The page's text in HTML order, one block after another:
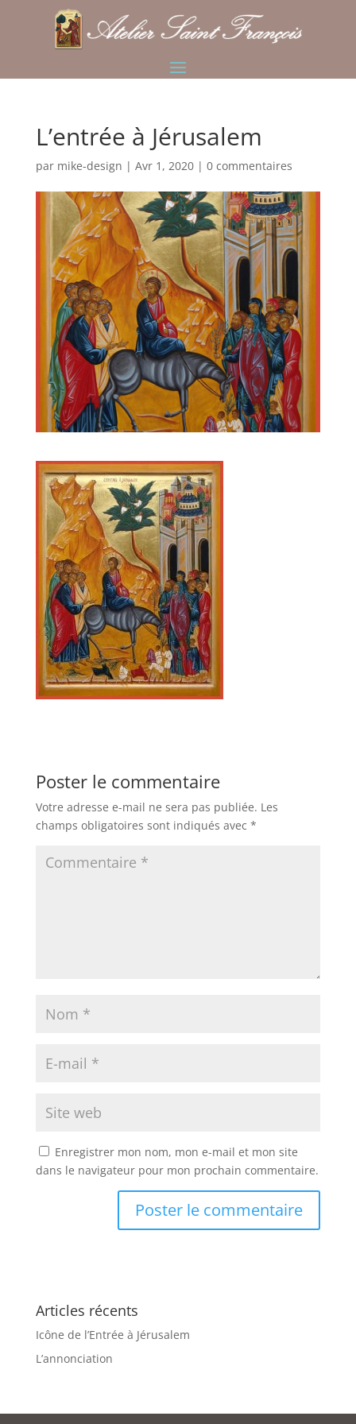
L’entrée à Jérusalem
par mike-design | Avr 1, 2020| 0 commentaires
Poster le commentaire
Votre adresse e-mail ne sera pas publiée. Les
champs obligatoires sont indiqués avec *
Enregistrer mon nom, mon e-mail et mon site
dans le navigateur pour mon prochain commentaire.
Articles récents
Icône de l’Entrée à Jérusalem
L’annonciation